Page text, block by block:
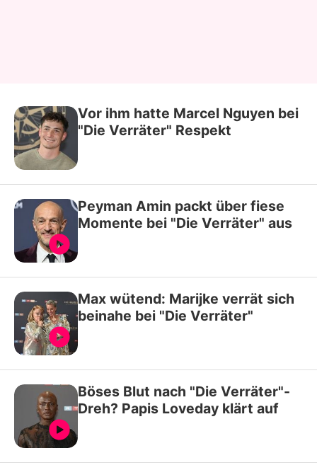
Vor ihm hatte Marcel Nguyen bei
"Die Verräter" Respekt
Peyman Amin packt über fiese
Momente bei "Die Verräter" aus
Max wütend: Marijke verrät sich
beinahe bei "Die Verräter"
Böses Blut nach "Die Verräter"-
Dreh? Papis Loveday klärt auf